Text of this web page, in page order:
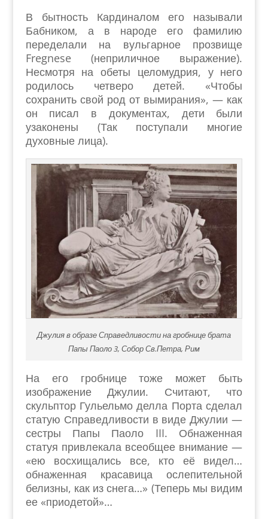
В бытность Кардиналом его называли
Бабником, а в народе его фамилию
переделали на вульгарное прозвище
Fregnese (неприличное выражение).
Несмотря на обеты целомудрия, у него
родилось четверо детей. «Чтобы
сохранить свой род от вымирания», — как
он писал в документах, дети были
узаконены (Так поступали многие
духовные лица).
Джулия в образе Справедливости на гробнице брата
Папы Паоло 3, Собор Св.Петра, Рим
На его гробнице тоже может быть
изображение Джулии. Считают, что
скульптор Гульельмо делла Порта сделал
статую Справедливости в виде Джулии —
сестры Папы Паоло III. Обнаженная
статуя привлекала всеобщее внимание —
«ею восхищались все, кто её видел…
обнаженная красавица ослепительной
белизны, как из снега…» (Теперь мы видим
ее «приодетой»…